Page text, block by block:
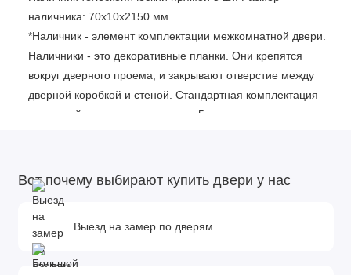
наличника: 70x10x2150 мм.
*Наличник - элемент комплектации межкомнатной двери.
Наличники - это декоративные планки. Они крепятся
вокруг дверного проема, и закрывают отверстие между
дверной коробкой и стеной. Стандартная комплектация
для одной двери с двух сторон - 5 шт.
Каркас полотна: массив сосны.
Внутреннее заполнение: МДФ плита.
Покрытие: антивандальный экошпон Soft Touch.
Толщина полотна: 37 мм.
Вот почему выбирают купить двери у нас
Выезд на замер по дверям